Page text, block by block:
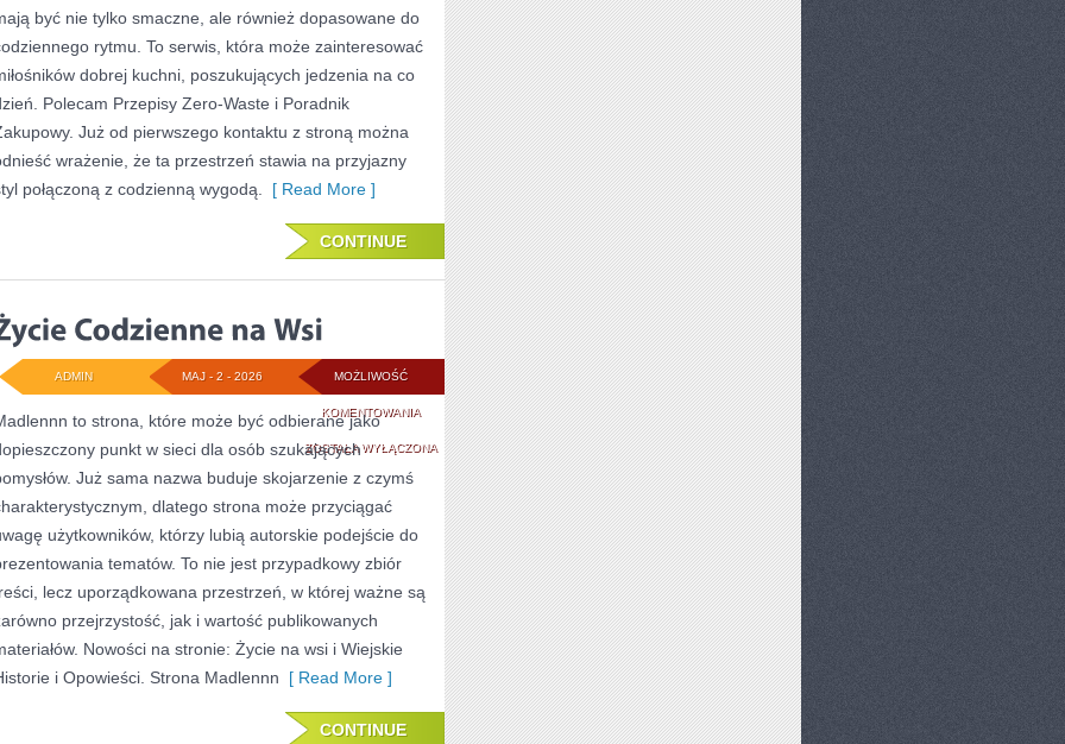
STYLU
ZERO-
WASTE
być nie tylko smaczne, ale również dopasowane do
rytmu. To serwis, która może zainteresować
dobrej kuchni, poszukujących jedzenia na co
Polecam Przepisy Zero-Waste i Poradnik
Już od pierwszego kontaktu z stroną można
wrażenie, że ta przestrzeń stawia na przyjazny
połączoną z codzienną wygodą.
[ Read More ]
CONTINUE
MOŻLIWOŚĆ
KOMENTOWANIAŻYCIE
CODZIENNE
ZOSTAŁA WYŁĄCZONA
MAJ - 2 - 2026
ADMIN
to strona, które może być odbierane jako
punkt w sieci dla osób szukających
Już sama nazwa buduje skojarzenie z czymś
dlatego strona może przyciągać
użytkowników, którzy lubią autorskie podejście do
tematów. To nie jest przypadkowy zbiór
lecz uporządkowana przestrzeń, w której ważne są
przejrzystość, jak i wartość publikowanych
Nowości na stronie: Życie na wsi i Wiejskie
i Opowieści. Strona Madlennn [ Read More ]
CONTINUE